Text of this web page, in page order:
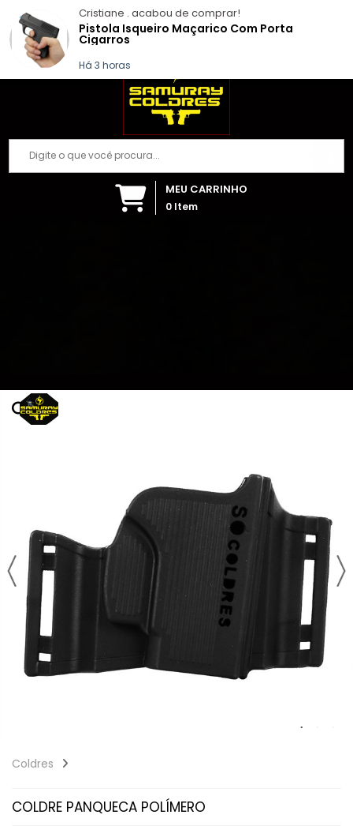
(84) 99999-7392
Fazer login
MEU CARRINHO
0 Item
Coldres
COLDRE PANQUECA POLÍMERO
Cristiane . acabou de comprar!
Pistola Isqueiro Maçarico Com Porta
Cigarros
Há 3 horas